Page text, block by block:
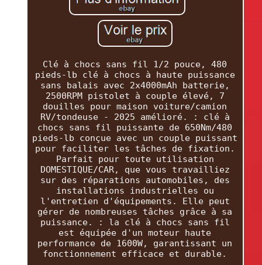
Clé à chocs sans fil 1/2 pouce, 480
pieds-lb clé à chocs à haute puissance
sans balais avec 2x4000mAh batterie,
2500RPM pistolet à couple élevé, 7
douilles pour maison voiture/camion
RV/tondeuse - 2025 amélioré. : clé à
chocs sans fil puissante de 650Nm/480
pieds-lb conçue avec un couple puissant
pour faciliter les tâches de fixation.
Parfait pour toute utilisation
DOMESTIQUE/CAR, que vous travailliez
sur des réparations automobiles, des
installations industrielles ou
l'entretien d'équipements. Elle peut
gérer de nombreuses tâches grâce à sa
puissance. : la clé à chocs sans fil
est équipée d'un moteur haute
performance de 1600W, garantissant un
fonctionnement efficace et durable.